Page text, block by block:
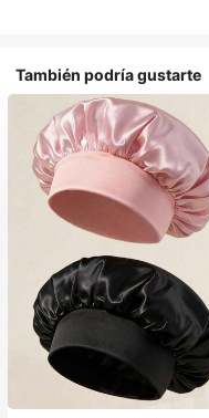
También podría gustarte